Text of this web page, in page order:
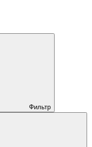
Фильтр